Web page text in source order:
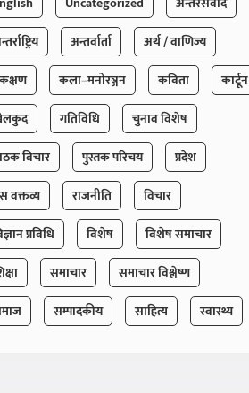
अन्तर्वार्ता
अर्थ / वाणिज्य
कला–मनोरञ्जन कविता
कार्टून
गतिविधि
चुनाव विशेष
विचार
पुस्तक परिचय
प्रदेश
वक्तव्य
राजनीति
विचार
प्रविधि
विशेष
विशेष समाचार
समाचार
समाचार विश्लेष्ण
सम्पादकीय साहित्य स्वास्थ्य